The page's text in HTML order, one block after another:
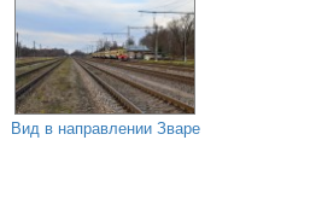
Вид в направлении Зваре